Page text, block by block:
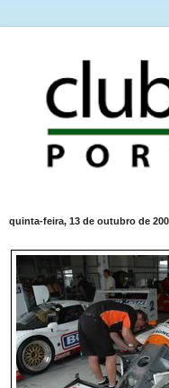
quinta-feira, 13 de outubro de